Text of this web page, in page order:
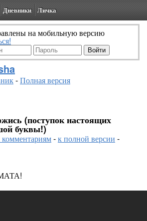
Дневники Личка
на мобильную версию
-Полная версия
(поступок настоящих
буквы!)
комментариям-к полной версии -